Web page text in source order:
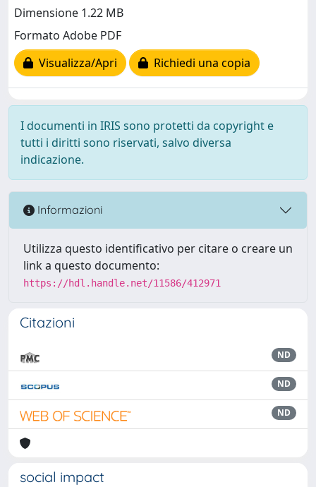
Dimensione 1.22 MB
Formato Adobe PDF
Visualizza/Apri
Richiedi una copia
I documenti in IRIS sono protetti da copyright e
tutti i diritti sono riservati, salvo diversa
indicazione.
Informazioni
Utilizza questo identificativo per citare o creare un
link a questo documento:
https://hdl.handle.net/11586/412971
Citazioni
ND
ND
ND
social impact